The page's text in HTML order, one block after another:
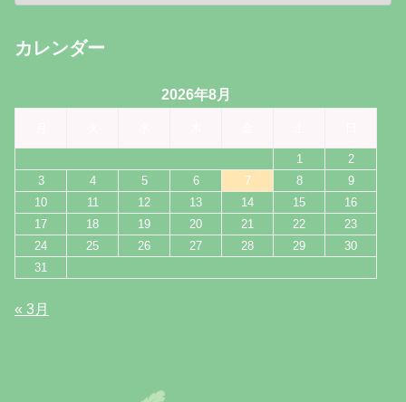
カレンダー
2026年8月
1
2
3
4 5 6 7 8
9
10
11 12 13 14 15
16
17
18 19 20 21 22
23
24
25 26 27 28 29
30
31
« 3月